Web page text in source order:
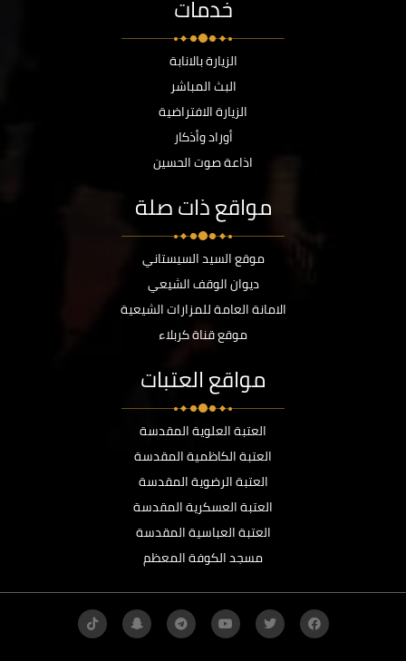
خدمات
الزيارة بالانابة
البث المباشر
الزيارة الافتراضية
أوراد وأذكار
اذاعة صوت الحسين
مواقع ذات صلة
موقع السيد السيستاني
ديوان الوقف الشيعي
الامانة العامة للمزارات الشيعية
موقع قناة كربلاء
مواقع العتبات
العتبة العلوية المقدسة
العتبة الكاظمية المقدسة
العتبة الرضوية المقدسة
العتبة العسكرية المقدسة
العتبة العباسية المقدسة
مسجد الكوفة المعظم